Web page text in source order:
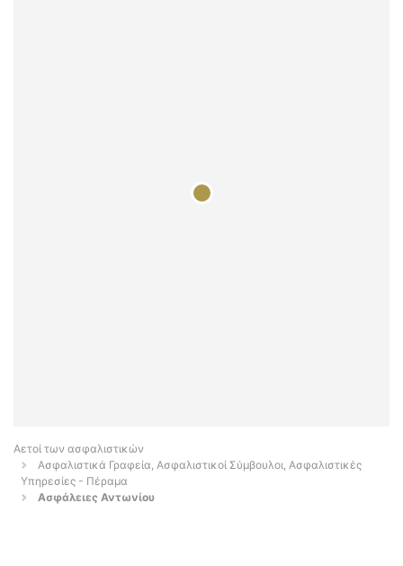
Αετοί των ασφαλιστικών
Ασφαλιστικά Γραφεία, Ασφαλιστικοί Σύμβουλοι, Ασφαλιστικές
Υπηρεσίες - Πέραμα
Ασφάλειες Αντωνίου